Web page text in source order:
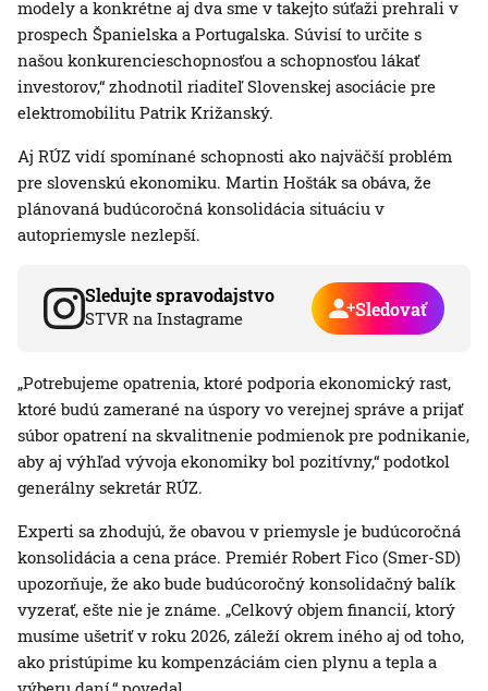
modely a konkrétne aj dva sme v takejto súťaži prehrali v
prospech Španielska a Portugalska. Súvisí to určite s
našou konkurencieschopnosťou a schopnosťou lákať
investorov,“ zhodnotil riaditeľ Slovenskej asociácie pre
elektromobilitu Patrik Križanský.
Aj RÚZ vidí spomínané schopnosti ako najväčší problém
pre slovenskú ekonomiku. Martin Hošták sa obáva, že
plánovaná budúcoročná konsolidácia situáciu v
autopriemysle nezlepší.
Sledujte spravodajstvo
STVR na Instagrame Sledovať
„Potrebujeme opatrenia, ktoré podporia ekonomický rast,
ktoré budú zamerané na úspory vo verejnej správe a prijať
súbor opatrení na skvalitnenie podmienok pre podnikanie,
aby aj výhľad vývoja ekonomiky bol pozitívny,“ podotkol
generálny sekretár RÚZ.
Experti sa zhodujú, že obavou v priemysle je budúcoročná
konsolidácia a cena práce. Premiér Robert Fico (Smer-SD)
upozorňuje, že ako bude budúcoročný konsolidačný balík
vyzerať, ešte nie je známe. „Celkový objem financií, ktorý
musíme ušetriť v roku 2026, záleží okrem iného aj od toho,
ako pristúpime ku kompenzáciám cien plynu a tepla a